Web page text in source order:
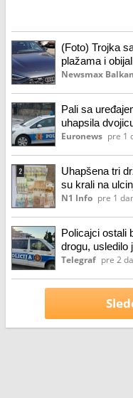
(Foto) Trojka
plažama i
uređajem
Newsmax
Pali sa
uhapsila
Euronews pre 1
Uhapšena tri
su krali na
državljani Srbije
N1 Info pre 1
Policajci ostali
drogu, usledilo
Telegraf pre 2